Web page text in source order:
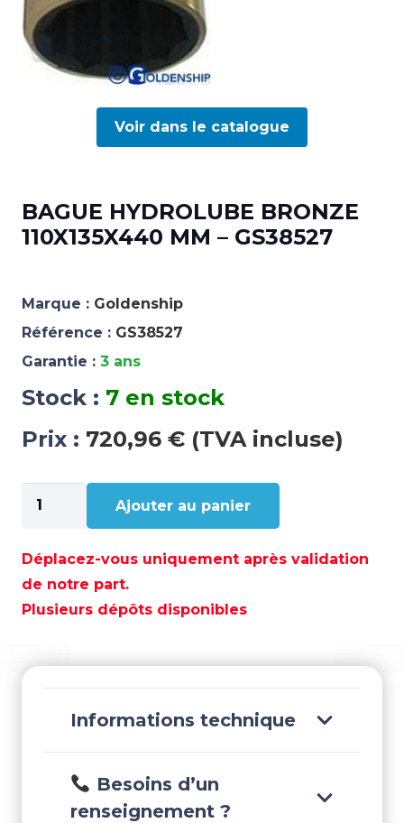
Voir dans le catalogue
BAGUE HYDROLUBE BRONZE
110X135X440 MM – GS38527
Marque : Goldenship
Référence : GS38527
Garantie : 3 ans
Stock : 7 en stock
Prix : 720,96 € (TVA incluse)
quantité
de
HYDROLUBE
BRONZE
110X135X440
GS38527
Ajouter au panier
Déplacez-vous uniquement après validation
de notre part.
Plusieurs dépôts disponibles
Informations technique
Besoins d’un
renseignement ?